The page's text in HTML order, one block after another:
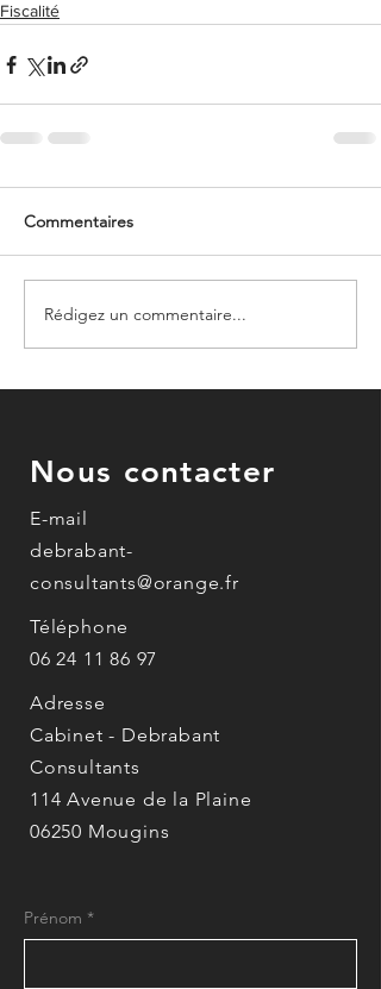
Fiscalité
Commentaires
Rédigez un commentaire...
Nous contacter
E-mail
debrabant-
consultants@orange.fr
Téléphone
06 24 11 86 97
Adresse
Cabinet - Debrabant
Consultants
114 Avenue de la Plaine
06250 Mougins
Prénom *